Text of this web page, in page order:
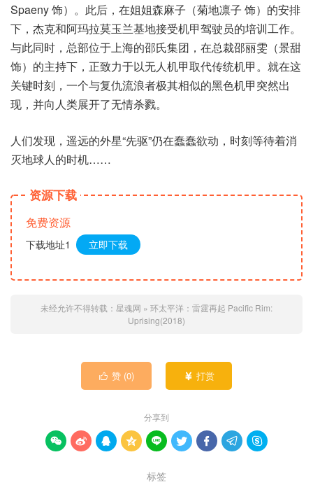
Spaeny 饰）。此后，在姐姐森麻子（菊地凛子 饰）的安排
下，杰克和阿玛拉莫玉兰基地接受机甲驾驶员的培训工作。
与此同时，总部位于上海的邵氏集团，在总裁邵丽雯（景甜
饰）的主持下，正致力于以无人机甲取代传统机甲。就在这
关键时刻，一个与复仇流浪者极其相似的黑色机甲突然出
现，并向人类展开了无情杀戮。
人们发现，遥远的外星“先驱”仍在蠢蠢欲动，时刻等待着消
灭地球人的时机……
资源下载
免费资源
下载地址1 立即下载
未经允许不得转载： 星魂网 » 环太平洋：雷霆再起 Pacific Rim:
Uprising(2018)
 赞 (0)  打赏
分享到
        
标签